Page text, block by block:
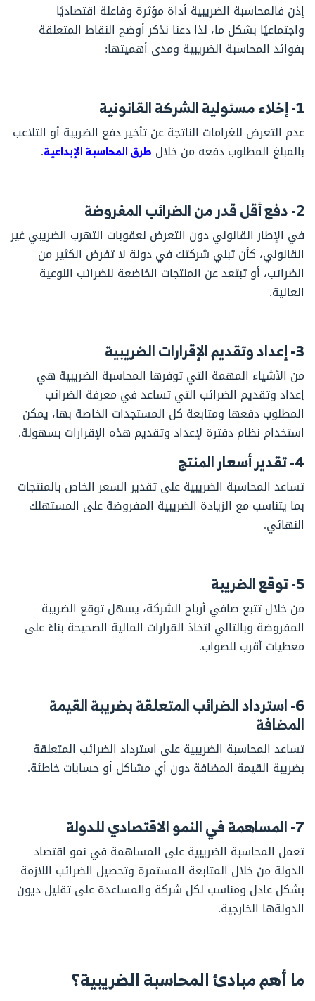
إذن فالمحاسبة الضريبية أداة مؤثرة وفاعلة اقتصاديًا
واجتماعيًا بشكل ما، لذا دعنا نذكر أوضح النقاط المتعلقة
بفوائد المحاسبة الضريبية ومدى أهميتها:
1- إخلاء مسئولية الشركة القانونية
عدم التعرض للغرامات الناتجة عن تأخير دفع الضريبة أو التلاعب
بالمبلغ المطلوب دفعه من خلال طرق المحاسبة الإبداعية.
2- دفع أقل قدر من الضرائب المفروضة
في الإطار القانوني دون التعرض لعقوبات التهرب الضريبي غير
القانوني، كأن تبني شركتك في دولة لا تفرض الكثير من
الضرائب، أو تبتعد عن المنتجات الخاضعة للضرائب النوعية
العالية.
3- إعداد وتقديم الإقرارات الضريبية
من الأشياء المهمة التي توفرها المحاسبة الضريبية هي
إعداد وتقديم الضرائب التي تساعد في معرفة الضرائب
المطلوب دفعها ومتابعة كل المستجدات الخاصة بها، يمكن
استخدام نظام دفترة لإعداد وتقديم هذه الإقرارات بسهولة.
4- تقدير أسعار المنتج
تساعد المحاسبة الضريبية على تقدير السعر الخاص بالمنتجات
بما يتناسب مع الزيادة الضريبية المفروضة على المستهلك
النهائي.
5- توقع الضريبة
من خلال تتبع صافي أرباح الشركة، يسهل توقع الضريبة
المفروضة وبالتالي اتخاذ القرارات المالية الصحيحة بناءً على
معطيات أقرب للصواب.
6- استرداد الضرائب المتعلقة بضريبة القيمة
المضافة
تساعد المحاسبة الضريبية على استرداد الضرائب المتعلقة
بضريبة القيمة المضافة دون أي مشاكل أو حسابات خاطئة.
7- المساهمة في النمو الاقتصادي للدولة
تعمل المحاسبة الضريبية على المساهمة في نمو اقتصاد
الدولة من خلال المتابعة المستمرة وتحصيل الضرائب اللازمة
بشكل عادل ومناسب لكل شركة والمساعدة على تقليل ديون
الدولةها الخارجية.
ما أهم مبادئ المحاسبة الضريبية؟